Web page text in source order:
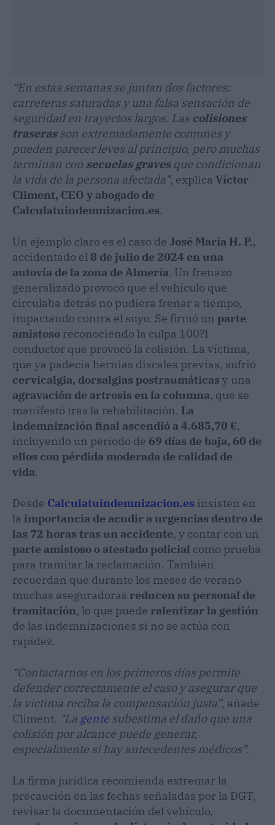
“En estas semanas se juntan dos factores:
carreteras saturadas y una falsa sensación de
seguridad en trayectos largos. Las colisiones
traserasson extremadamente comunes y
pueden parecer leves al principio, pero muchas
terminan con secuelas gravesque condicionan
la vida de la persona afectada”, explica Víctor
Climent, CEO y abogado de
Calculatuindemnizacion.es.
Un ejemplo claro es el caso de José María H. P.,
accidentado el 8 de julio de 2024 en una
autovía de la zona de Almería. Un frenazo
generalizado provocó que el vehículo que
circulaba detrás no pudiera frenar a tiempo,
impactando contra el suyo. Se firmó un parte
amistoso reconociendo la culpa 100?l
conductor que provocó la colisión. La víctima,
que ya padecía hernias discales previas, sufrió
cervicalgia, dorsalgias postraumáticas y una
agravación de artrosis en la columna, que se
manifestó tras la rehabilitación. La
indemnización final ascendió a 4.685,70 €,
incluyendo un periodo de 69 días de baja, 60 de
ellos con pérdida moderada de calidad de
vida.
Desde Calculatuindemnizacion.es insisten en
la importancia de acudir a urgencias dentro de
las 72 horas tras un accidente, y contar con un
parte amistoso o atestado policial como prueba
para tramitar la reclamación. También
recuerdan que durante los meses de verano
muchas aseguradoras reducen su personal de
tramitación, lo que puede ralentizar la gestión
de las indemnizaciones si no se actúa con
rapidez.
“Contactarnos en los primeros días permite
defender correctamente el caso y asegurar que
la víctima reciba la compensación justa”, añade
Climent. “La gente subestima el daño que una
colisión por alcance puede generar,
especialmente si hay antecedentes médicos”.
La firma jurídica recomienda extremar la
precaución en las fechas señaladas por la DGT,
revisar la documentación del vehículo,